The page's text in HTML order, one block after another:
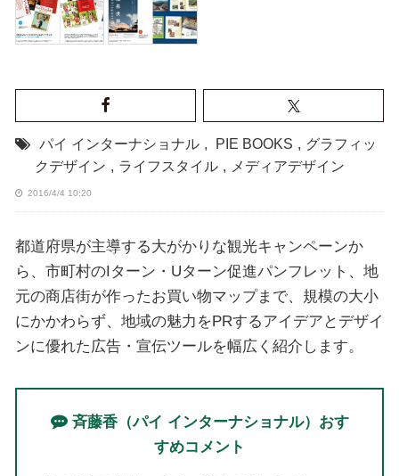
パイ インターナショナル , PIE BOOKS , グラフィッ
クデザイン , ライフスタイル , メディアデザイン
2016/4/4 10:20
都道府県が主導する大がかりな観光キャンペーンか
ら、市町村のIターン・Uターン促進パンフレット、地
元の商店街が作ったお買い物マップまで、規模の大小
にかかわらず、地域の魅力をPRするアイデアとデザイ
ンに優れた広告・宣伝ツールを幅広く紹介します。
斉藤香（パイ インターナショナル）おす
すめコメント